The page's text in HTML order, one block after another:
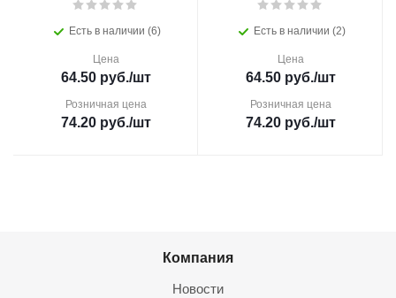
Есть в наличии (6)
Цена
64.50руб./шт
Розничная цена
74.20руб./шт
Есть в наличии (2)
Цена
64.50руб./шт
Розничная цена
74.20руб./шт
Компания
Новости